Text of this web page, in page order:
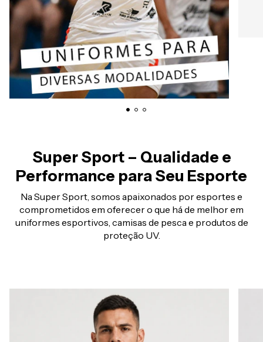
Super Sport – Qualidade e
Performance para Seu Esporte
Na Super Sport, somos apaixonados por esportes e
comprometidos em oferecer o que há de melhor em
uniformes esportivos, camisas de pesca e produtos de
proteção UV.